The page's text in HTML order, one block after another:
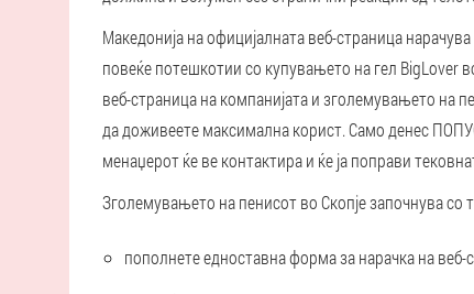
Македонија на официјалната веб-страница
повеќе потешкотии со купувањето на гел BigLover
веб-страница на компанијата и зголемувањето на
да доживеете максимална корист. Само денес
менаџерот ќе ве контактира и ќе ја поправи
Зголемувањето на пенисот во Скопје започнува со
пополнете едноставна форма за нарачка на веб-